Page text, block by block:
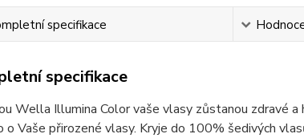
specifikace
specifikace
Wella Illumina Color vaše vlasy zůstanou zdravé
o Vaše přirozené vlasy. Kryje do 100% šedivých